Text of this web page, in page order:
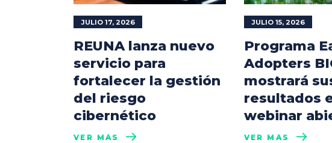
JULIO 17, 2026
REUNA lanza nuevo
servicio para
fortalecer la gestión
del riesgo
cibernético
VER MÁS
JULIO 15, 2026
Programa
Adopters
mostrará
resultados
webinar
VER MÁS